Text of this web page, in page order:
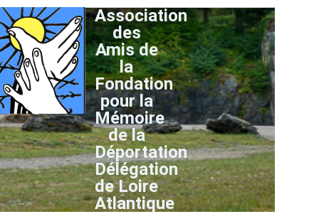
Association
des
Amis de
la
Fondation
pour la
Mémoire
de la
Déportation
Délégation
de Loire
Atlantique